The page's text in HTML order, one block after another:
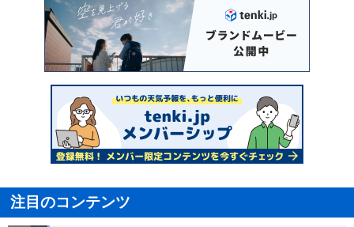
注目のコンテンツ